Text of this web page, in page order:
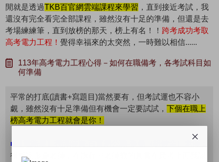
閒就是透過TKB百官網雲端課程來學習 ，直到接近考試，我
還沒有完全看完全部課程，雖然沒有十足的準備，但還是去
考場練練筆，直到放榜的那天，榜上有名！！ 跨考成功考取
高考電力工程！覺得幸福來的太突然，一時難以相信......
113年高考電力工程心得－如何在職備考，各考試科目如
何準備
平常的打底(讀書+寫題目)當然要有，但考試運也不容小
覷，雖然沒有十足準備但有機會一定要試試，下個在職上
榜高考電力工程就會是你！
■【電路學】授課師資-百官網公職-張鼎（胡健全）老師：
很感謝張鼎老師，在課程中老師教的其實在應考上面我認